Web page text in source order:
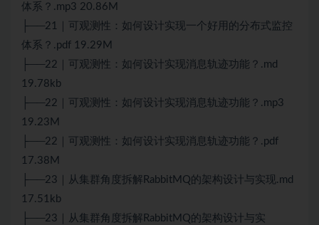
体系？.mp3 20.86M
├──21｜可观测性：如何设计实现一个好用的分布式监控
体系？.pdf 19.29M
├──22｜可观测性：如何设计实现消息轨迹功能？.md
19.78kb
├──22｜可观测性：如何设计实现消息轨迹功能？.mp3
19.23M
├──22｜可观测性：如何设计实现消息轨迹功能？.pdf
17.38M
├──23｜从集群角度拆解RabbitMQ的架构设计与实现.md
17.51kb
├──23｜从集群角度拆解RabbitMQ的架构设计与实